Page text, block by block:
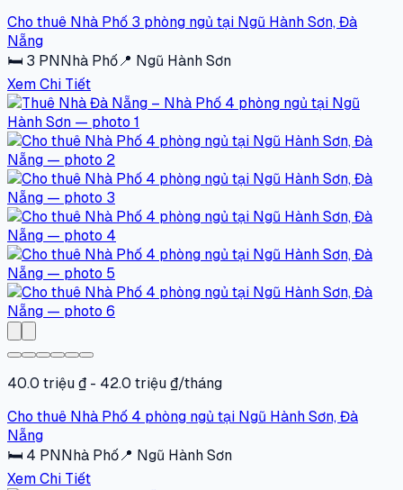
Cho thuê Nhà Phố 3 phòng ngủ tại Ngũ Hành Sơn, Đà
Nẵng
🛏 3 PNNhà Phố📍 Ngũ Hành Sơn
Xem Chi Tiết
40.0 triệu ₫ - 42.0 triệu ₫/tháng
Cho thuê Nhà Phố 4 phòng ngủ tại Ngũ Hành Sơn, Đà
Nẵng
🛏 4 PNNhà Phố📍 Ngũ Hành Sơn
Xem Chi Tiết